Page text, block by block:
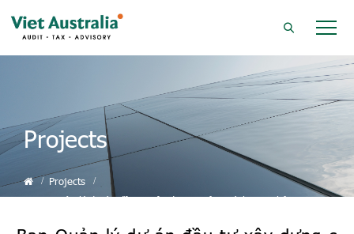
Projects
Projects
Ban Quản lý dự án đầu tư xây dựng c công trình giao thông